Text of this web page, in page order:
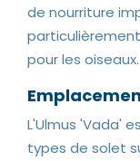
de nourriture
pour les oiseaux.
L'Ulmus 'Vada'
types de solet